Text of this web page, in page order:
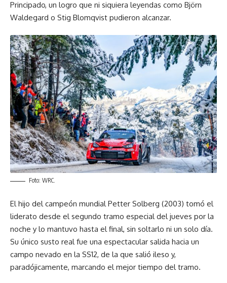
Principado, un logro que ni siquiera leyendas como Björn
Waldegard o Stig Blomqvist pudieron alcanzar.
Foto: WRC.
El hijo del campeón mundial Petter Solberg (2003) tomó el
liderato desde el segundo tramo especial del jueves por la
noche y lo mantuvo hasta el final, sin soltarlo ni un solo día.
Su único susto real fue una espectacular salida hacia un
campo nevado en la SS12, de la que salió ileso y,
paradójicamente, marcando el mejor tiempo del tramo.